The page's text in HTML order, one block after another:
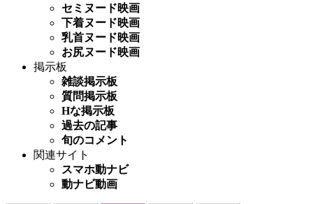
セミヌード映画
下着ヌード映画
乳首ヌード映画
お尻ヌード映画
掲示板
雑談掲示板
質問掲示板
Hな掲示板
過去の記事
旬のコメント
関連サイト
スマホ動ナビ
動ナビ動画